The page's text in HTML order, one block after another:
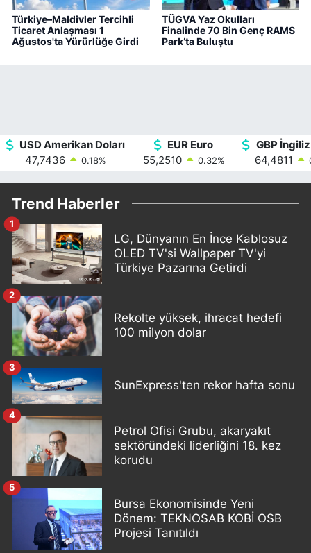
Türkiye–Maldivler Tercihli
Ticaret Anlaşması 1
Ağustos'ta Yürürlüğe Girdi
TÜGVA Yaz Okulları
Finalinde 70 Bin Genç RAMS
Park’ta Buluştu
USD Amerikan Doları
47,7436
0.18%
EUR Euro
55,2510
0.32%
GBP
64,4811
Trend Haberler
LG, Dünyanın En İnce Kablosuz
OLED TV'si Wallpaper TV'yi
Türkiye Pazarına Getirdi
1
Rekolte yüksek, ihracat hedefi
100 milyon dolar
2
SunExpress'ten rekor hafta sonu
3
Petrol Ofisi Grubu, akaryakıt
sektöründeki liderliğini 18. kez
korudu
4
Bursa Ekonomisinde Yeni
Dönem: TEKNOSAB KOBİ OSB
Projesi Tanıtıldı
5